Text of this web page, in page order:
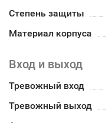
Степень защиты
Материал корпуса
Вход и выход
Тревожный вход
Тревожный выход